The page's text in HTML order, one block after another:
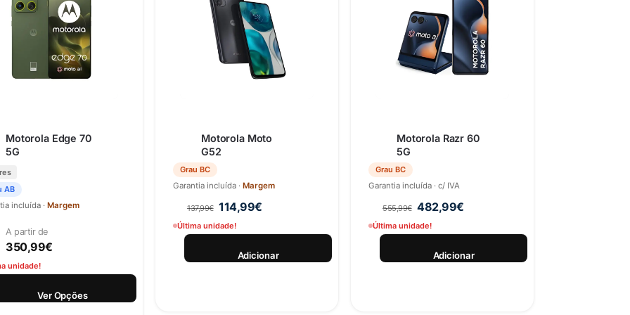
Motorola Edge 70
5G
AB
incluída · Margem
A partir de
350,99€
unidade!
Ver Opções
Motorola Moto
G52
Grau BC
Garantia incluída · Margem
137,99€ 114,99€
Última unidade!
Adicionar
Motorola Razr 60
5G
Grau BC
Garantia incluída · c/ IVA
555,99€ 482,99€
Última unidade!
Adicionar